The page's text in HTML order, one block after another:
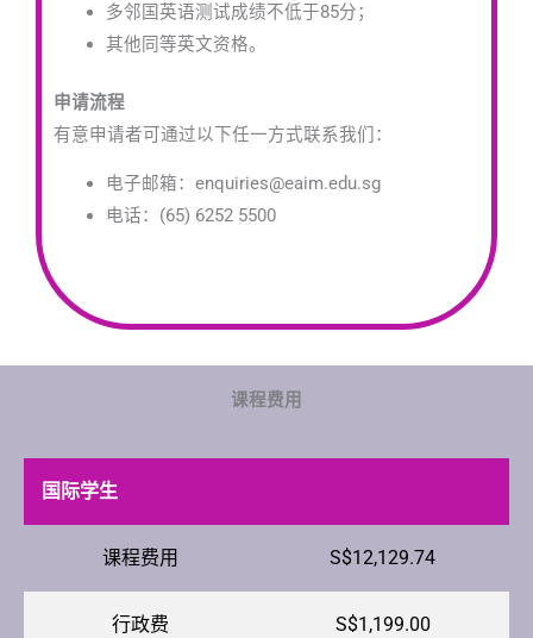
多邻国英语测试成绩不低于85分；
其他同等英文资格。
申请流程
有意申请者可通过以下任一方式联系我们：
电子邮箱：enquiries@eaim.edu.sg
电话：(65) 6252 5500
课程费用
国际学生
课程费用 S$12,129.74
行政费 S$1,199.00